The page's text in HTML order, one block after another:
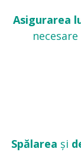
Asigurarea
Spălarea și